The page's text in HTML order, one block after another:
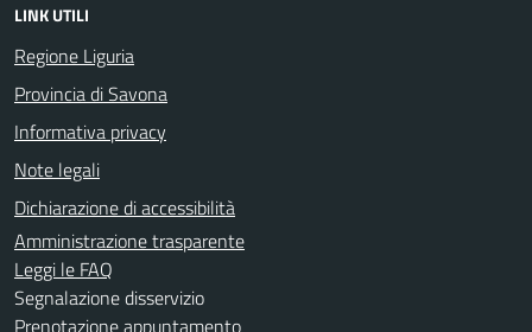
LINK UTILI
Regione Liguria
Provincia di Savona
Informativa privacy
Note legali
Dichiarazione di accessibilità
Amministrazione trasparente
Leggi le FAQ
Segnalazione disservizio
Prenotazione appuntamento